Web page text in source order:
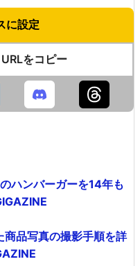
に設定
をコピー
ハンバーガーを14年も
商品写真の撮影手順を詳